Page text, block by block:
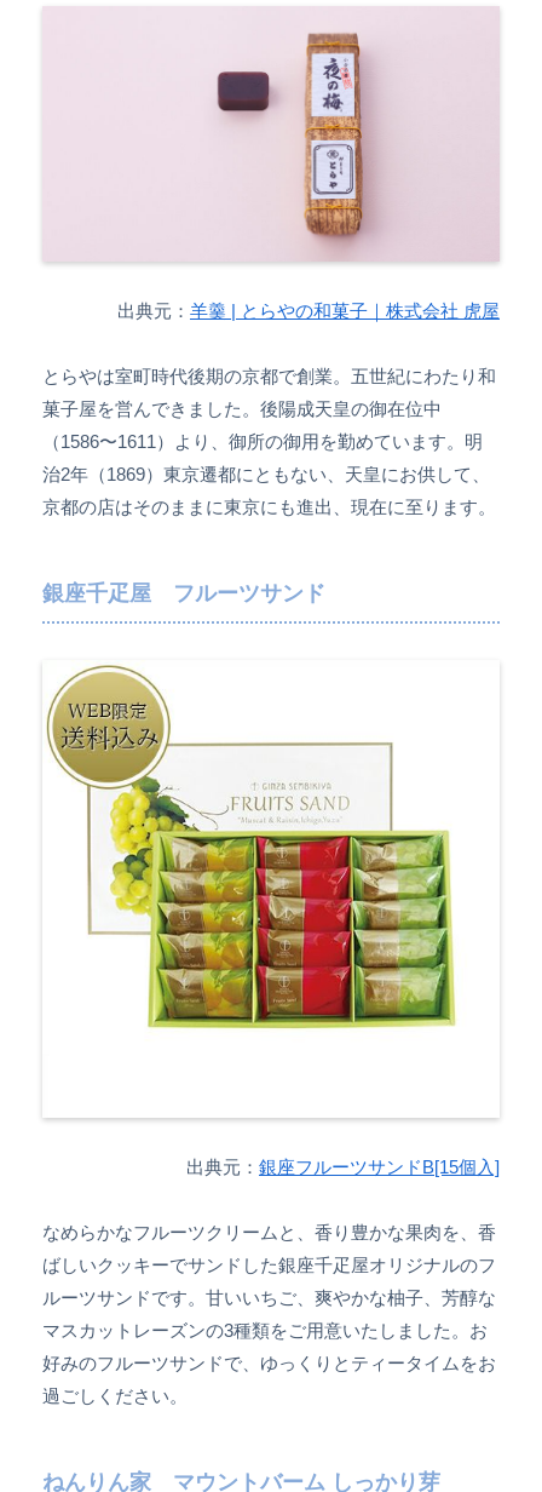
出典元： 羊羹 | とらやの和菓子｜株式会社 虎屋
とらやは室町時代後期の京都で創業。五世紀にわたり和
菓子屋を営んできました。後陽成天皇の御在位中
（1586〜1611）より、御所の御用を勤めています。明
治2年（1869）東京遷都にともない、天皇にお供して、
京都の店はそのままに東京にも進出、現在に至ります。
銀座千疋屋 フルーツサンド
出典元： 銀座フルーツサンドB[15個入]
なめらかなフルーツクリームと、香り豊かな果肉を、香
ばしいクッキーでサンドした銀座千疋屋オリジナルのフ
ルーツサンドです。甘いいちご、爽やかな柚子、芳醇な
マスカットレーズンの3種類をご用意いたしました。お
好みのフルーツサンドで、ゆっくりとティータイムをお
過ごしください。
ねんりん家 マウントバーム しっかり芽